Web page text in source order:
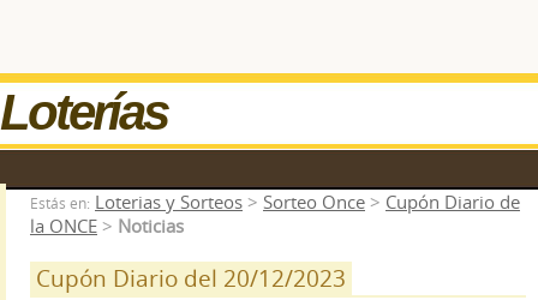
Loterías
Estás en: Loterias y Sorteos > Sorteo Once > Cupón Diario de
la ONCE > Noticias
Cupón Diario del 20/12/2023